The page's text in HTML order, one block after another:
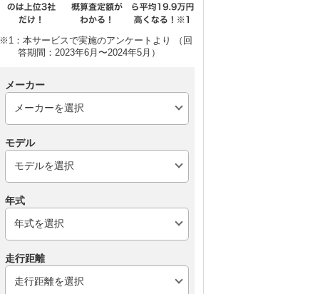
※1：本サービスで実施のアンケートより （回
答期間：2023年6月〜2024年5月）
メーカー
モデル
年式
走行距離